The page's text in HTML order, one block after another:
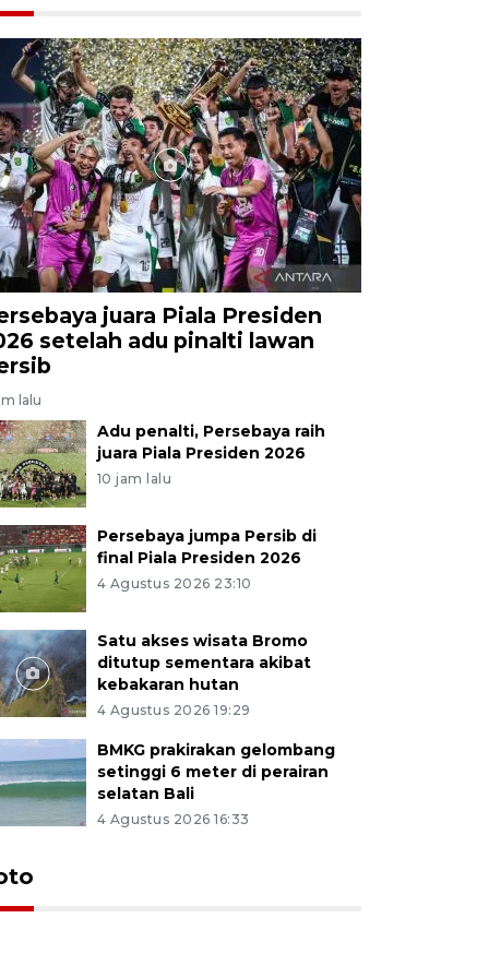
juara Piala Presiden
setelah adu pinalti lawan
lalu
Adu penalti, Persebaya raih
juara Piala Presiden 2026
10 jam lalu
Persebaya jumpa Persib di
final Piala Presiden 2026
4 Agustus 2026 23:10
Satu akses wisata Bromo
ditutup sementara akibat
kebakaran hutan
4 Agustus 2026 19:29
BMKG prakirakan gelombang
setinggi 6 meter di perairan
selatan Bali
4 Agustus 2026 16:33